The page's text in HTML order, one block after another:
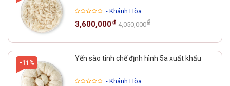
- Khánh Hòa
3,600,000₫ 4,050,000₫
-11%
Yến sào tinh chế định hình 5a xuất khẩu
- Khánh Hòa